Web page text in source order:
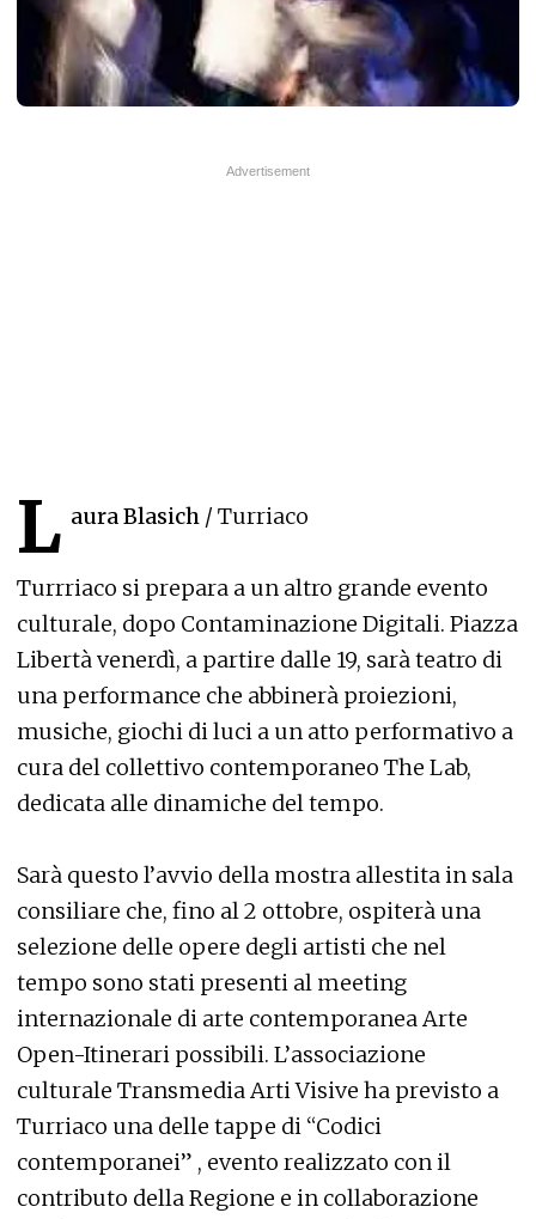
L aura Blasich / Turriaco
Turrriaco si prepara a un altro grande evento
culturale, dopo Contaminazione Digitali. Piazza
Libertà venerdì, a partire dalle 19, sarà teatro di
una performance che abbinerà proiezioni,
musiche, giochi di luci a un atto performativo a
cura del collettivo contemporaneo The Lab,
dedicata alle dinamiche del tempo.
Sarà questo l’avvio della mostra allestita in sala
consiliare che, fino al 2 ottobre, ospiterà una
selezione delle opere degli artisti che nel
tempo sono stati presenti al meeting
internazionale di arte contemporanea Arte
Open-Itinerari possibili. L’associazione
culturale Transmedia Arti Visive ha previsto a
Turriaco una delle tappe di “Codici
contemporanei” , evento realizzato con il
contributo della Regione e in collaborazione